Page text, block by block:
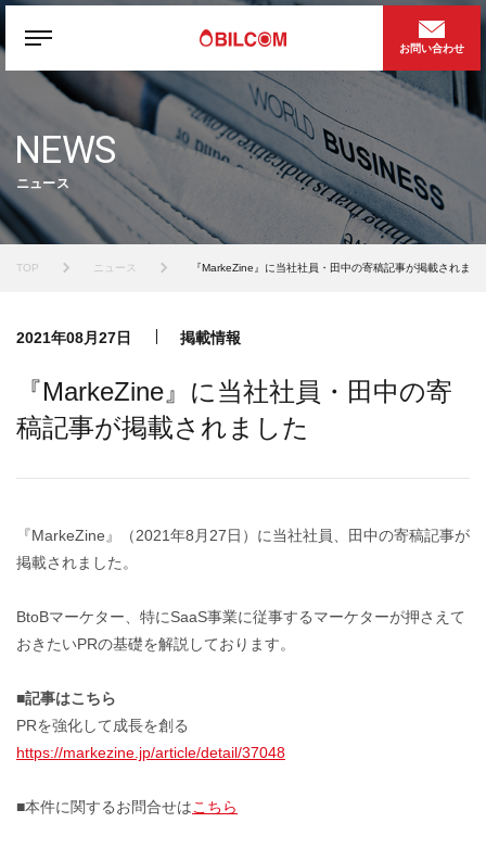
お問い合わせ
NEWS
ニュース
TOP ニュース 『MarkeZine』に当社社員・田中の寄稿記事が掲載されまし
2021年08月27日 掲載情報
『MarkeZine』に当社社員・田中の寄
稿記事が掲載されました
『MarkeZine』（2021年8月27日）に当社社員、田中の寄稿記事が
掲載されました。
BtoBマーケター、特にSaaS事業に従事するマーケターが押さえて
おきたいPRの基礎を解説しております。
■記事はこちら
PRを強化して成長を創る
https://markezine.jp/article/detail/37048
■本件に関するお問合せはこちら